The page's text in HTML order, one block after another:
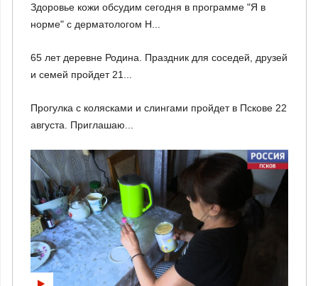
Здоровье кожи обсудим сегодня в программе "Я в
норме" с дерматологом Н...
65 лет деревне Родина. Праздник для соседей, друзей
и семей пройдет 21...
Прогулка с колясками и слингами пройдет в Пскове 22
августа. Приглашаю...